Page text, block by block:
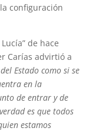
configuración
de hace
Carías advirtió a
Estado como si se
en la
de entrar y de
es que todos
estamos